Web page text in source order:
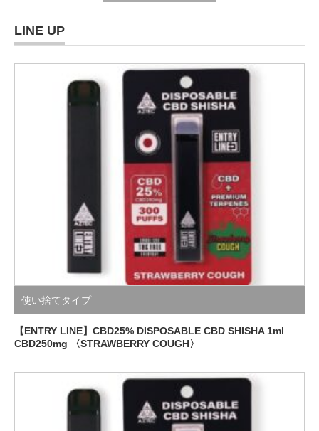
LINE UP
使い捨てタイプ
【ENTRY LINE】CBD25% DISPOSABLE CBD SHISHA 1ml
CBD250mg 〈STRAWBERRY COUGH〉